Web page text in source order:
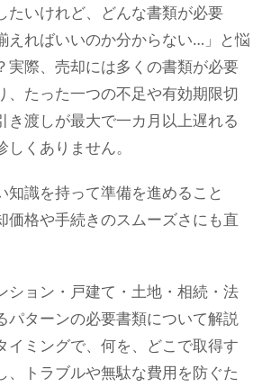
たいけれど、どんな書類が必要
えればいいのか分からない…」と悩
実際、売却には多くの書類が必要
、たった一つの不足や有効期限切
き渡しが最大で一カ月以上遅れる
くありません。
知識を持って準備を進めること
価格や手続きのスムーズさにも直
ション・戸建て・土地・相続・法
パターンの必要書類について解説
イミングで、何を、どこで取得す
、トラブルや無駄な費用を防ぐた